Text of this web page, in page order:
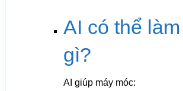
AI có thể
gì?
AI giúp máy móc: